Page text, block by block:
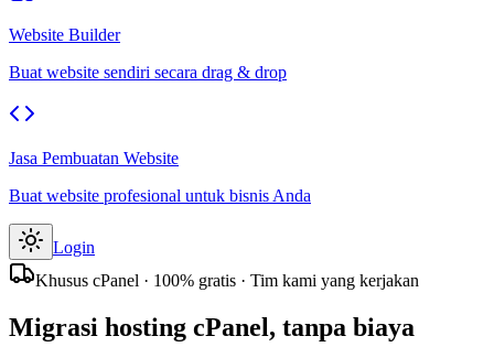
Website Builder
Buat website sendiri secara drag & drop
Jasa Pembuatan Website
Buat website profesional untuk bisnis Anda
Login
Khusus cPanel · 100% gratis · Tim kami yang kerjakan
Migrasi hosting cPanel, tanpa biaya